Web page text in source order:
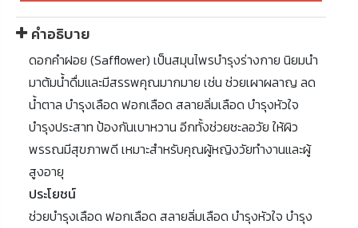
คำอธิบาย
ดอกคำฝอย (Safflower) เป็นสมุนไพรบำรุงร่างกาย นิยมนำ
มาต้มน้ำดื่มและมีสรรพคุณมากมาย เช่น ช่วยเผาผลาญ ลด
น้ำตาล บำรุงเลือด ฟอกเลือด สลายลิ่มเลือด บำรุงหัวใจ
บำรุงประสาท ป้องกันเบาหวาน อีกทั้งช่วยชะลอวัย ให้ผิว
พรรณมีสุขภาพดี เหมาะสำหรับคุณผู้หญิงวัยทำงานและผู้
สูงอายุ
ประโยชน์
ช่วยบำรุงเลือด ฟอกเลือด สลายลิ่มเลือด บำรุงหัวใจ บำรุง